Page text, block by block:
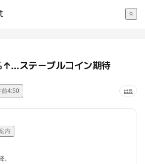
ステーブルコイン期待
前4:50 出典
内